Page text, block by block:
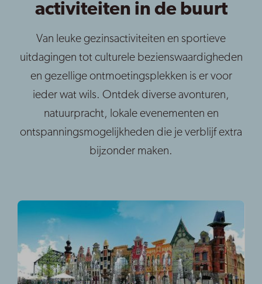
activiteiten in de buurt
Van leuke gezinsactiviteiten en sportieve
uitdagingen tot culturele bezienswaardigheden
en gezellige ontmoetingsplekken is er voor
ieder wat wils. Ontdek diverse avonturen,
natuurpracht, lokale evenementen en
ontspanningsmogelijkheden die je verblijf extra
bijzonder maken.